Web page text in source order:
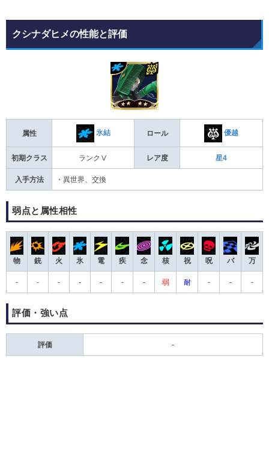
クシナダヒメの性能と評価
属性 氷結 ロール 優越
初期クラス ランクⅤ レア度 星4
入手方法 ・異世界、交換
弱点と属性相性
物 銃 火 氷 電 疾 念 核 祝 呪 バ 万
- - - - - - - 弱 耐 - - -
評価・強い点
評価 -